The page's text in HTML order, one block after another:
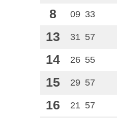
8 09 33
13 31 57
14 26 55
15 29 57
16 21 57